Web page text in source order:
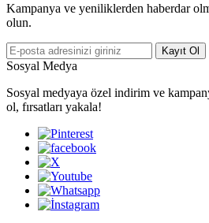
Kampanya ve yeniliklerden haberdar
olun.
Kayıt Ol
Sosyal Medya
Sosyal medyaya özel indirim ve
ol, fırsatları yakala!